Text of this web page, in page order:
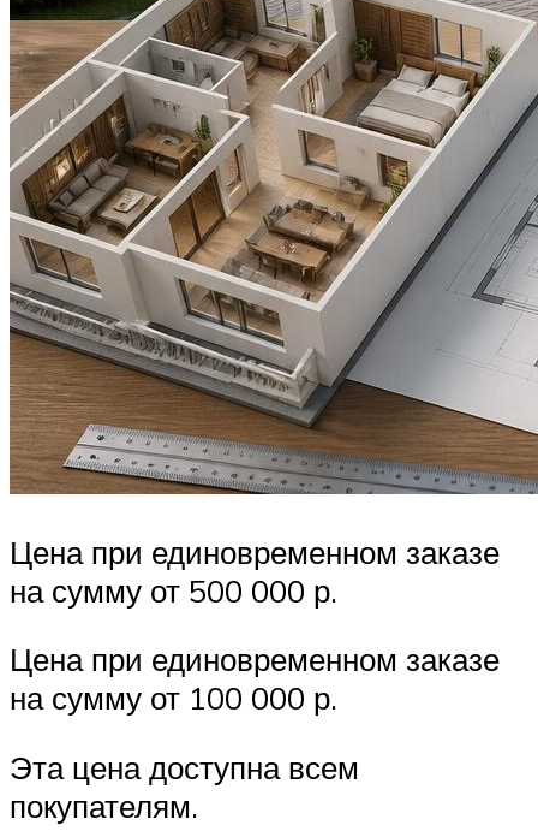
Цена при единовременном заказе
на сумму от 500 000 р.
Цена при единовременном заказе
на сумму от 100 000 р.
Эта цена доступна всем
покупателям.